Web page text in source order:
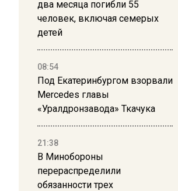
два месяца погибли 55
человек, включая семерых
детей
08:54
Под Екатеринбургом взорвали
Mercedes главы
«Уралдронзавода» Ткачука
21:38
В Минобороны
перераспределили
обязанности трех